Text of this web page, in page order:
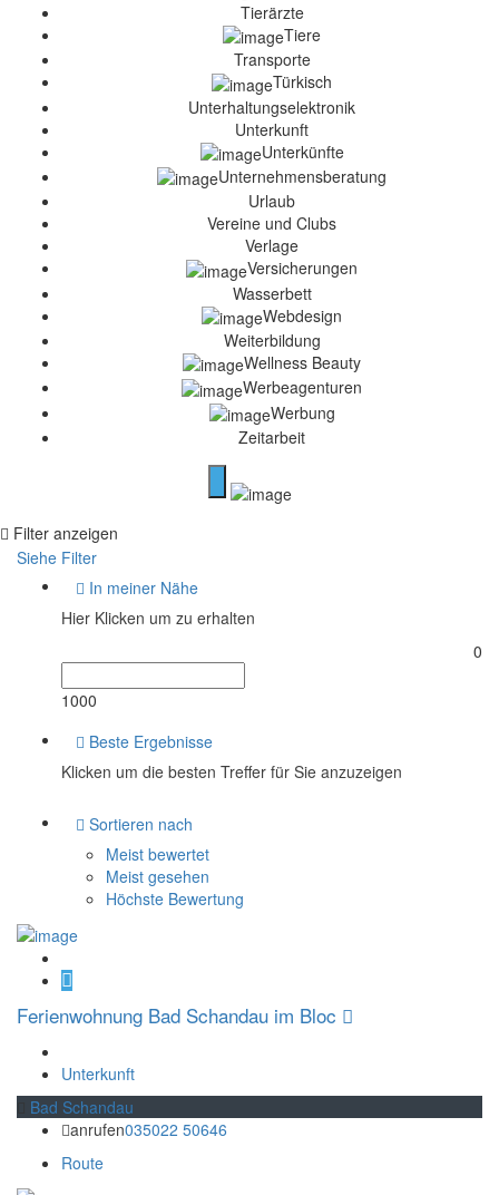
Tierärzte
Tiere
Transporte
Türkisch
Unterhaltungselektronik
Unterkunft
Unterkünfte
Unternehmensberatung
Urlaub
Vereine und Clubs
Verlage
Versicherungen
Wasserbett
Webdesign
Weiterbildung
Wellness Beauty
Werbeagenturen
Werbung
Zeitarbeit
Filter anzeigen
Siehe Filter
In meiner Nähe
Hier Klicken um zu erhalten
0
1000
Beste Ergebnisse
Klicken um die besten Treffer für Sie anzuzeigen
Sortieren nach
Meist bewertet
Meist gesehen
Höchste Bewertung
Ferienwohnung Bad Schandau im Bloc
Unterkunft
Bad Schandau
anrufen035022 50646
Route